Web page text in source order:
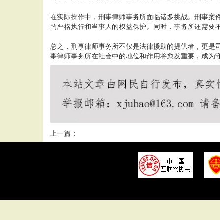
在实际操作中，刑事律师事务所面临诸多挑战。刑事
的严格执行和当事人的权益保护。同时，事务所还需
总之，刑事律师事务所不仅是法律援助的提供者，更
事律师事务所在社会中的地位和作用将愈发重要，成为
上一篇：